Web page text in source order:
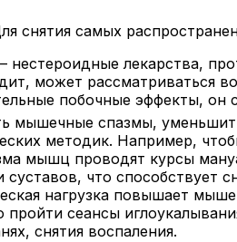
снятия самых
лекарства,
может рассматриваться
побочные эффекты, он
мышечные спазмы,
методик. Например,
мышц проводят курсы
что способствует
нагрузка повышает
сеансы
снятия воспаления.